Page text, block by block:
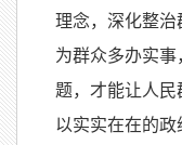
理念，深化整治
为群众多办实事
题，才能让人民
以实实在在的政